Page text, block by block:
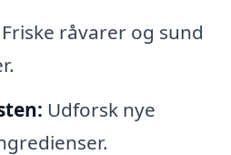
Friske råvarer og sund
Udforsk nye